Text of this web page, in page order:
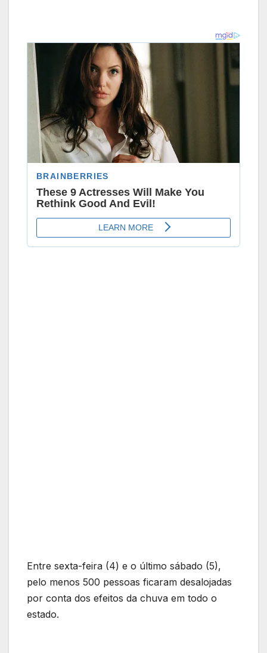
Entre sexta-feira (4) e o último sábado (5),
pelo menos 500 pessoas ficaram desalojadas
por conta dos efeitos da chuva em todo o
estado.